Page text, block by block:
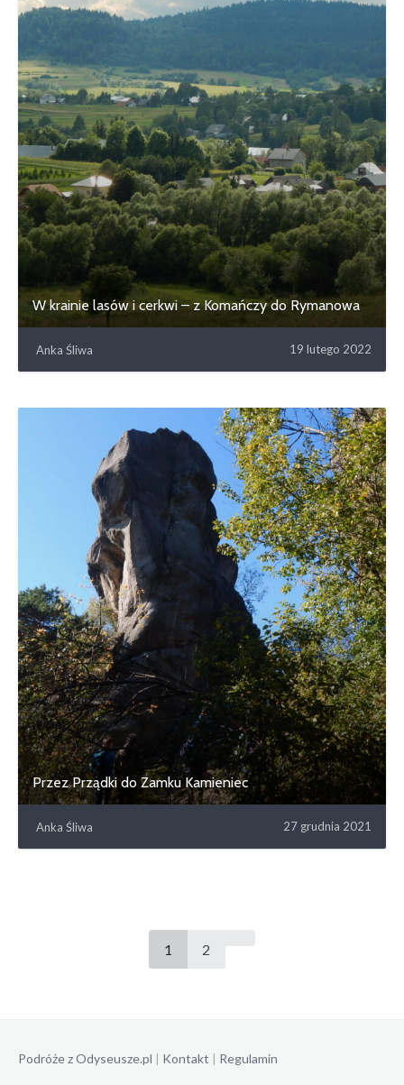
W krainie lasów i cerkwi – z Komańczy do Rymanowa
Anka Śliwa 19 lutego 2022
Przez Prządki do Zamku Kamieniec
Anka Śliwa 27 grudnia 2021
1 2
Podróże z Odyseusze.pl | Kontakt | Regulamin